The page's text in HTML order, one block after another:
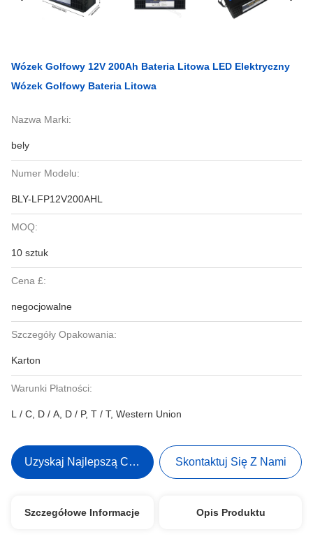
Wózek Golfowy 12V 200Ah Bateria Litowa LED Elektryczny
Wózek Golfowy Bateria Litowa
Nazwa Marki:
bely
Numer Modelu:
BLY-LFP12V200AHL
MOQ:
10 sztuk
Cena £:
negocjowalne
Szczegóły Opakowania:
Karton
Warunki Płatności:
L / C, D / A, D / P, T / T, Western Union
Uzyskaj Najlepszą Cenę Skontaktuj Się Z Nami
Szczegółowe Informacje Opis Produktu